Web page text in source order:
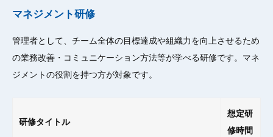
マネジメント研修
管理者として、チーム全体の目標達成や組織力を向上させるため
の業務改善・コミュニケーション方法等が学べる研修です。マネ
ジメントの役割を持つ方が対象です。
研修タイトル
想定研
修時間